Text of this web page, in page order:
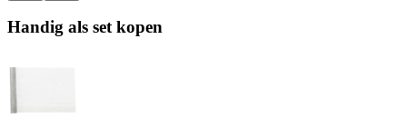
Handig als set kopen